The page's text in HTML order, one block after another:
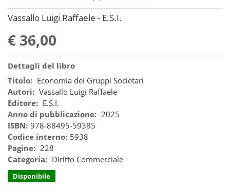
Vassallo Luigi Raffaele - E.S.I.
€ 36,00
Dettagli del libro
Titolo: Economia dei Gruppi Societari
Autori: Vassallo Luigi Raffaele
Editore: E.S.I.
Anno di pubblicazione: 2025
ISBN: 978-88495-59385
Codice interno: 5938
Pagine: 228
Categoria: Diritto Commerciale
Disponibile